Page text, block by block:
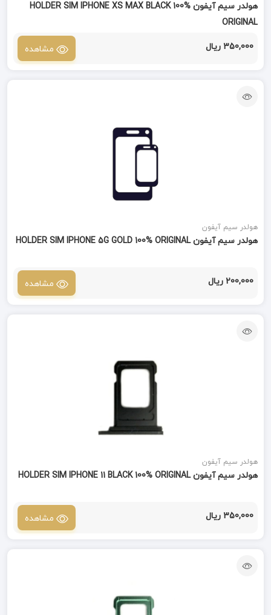
هولدر سیم آیفون HOLDER SIM IPHONE XS MAX BLACK 100%
ORIGINAL
350,000 ریال مشاهده
هولدر سیم آیفون
هولدر سیم آیفون HOLDER SIM IPHONE 5G GOLD 100% ORIGINAL
200,000 ریال مشاهده
هولدر سیم آیفون
هولدر سیم آیفون HOLDER SIM IPHONE 11 BLACK 100% ORIGINAL
350,000 ریال مشاهده